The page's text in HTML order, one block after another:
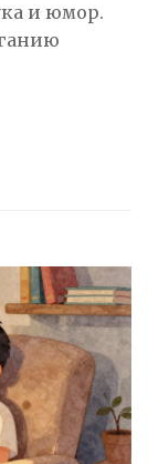
и юмор.